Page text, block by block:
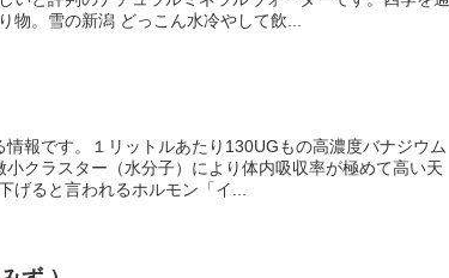
物。雪の新潟 どっこん水冷やして飲...
報です。１リットルあたり130UGもの高濃度バナジウム
クラスター（水分子）により体内吸収率が極めて高い天
げると言われるホルモン「イ...